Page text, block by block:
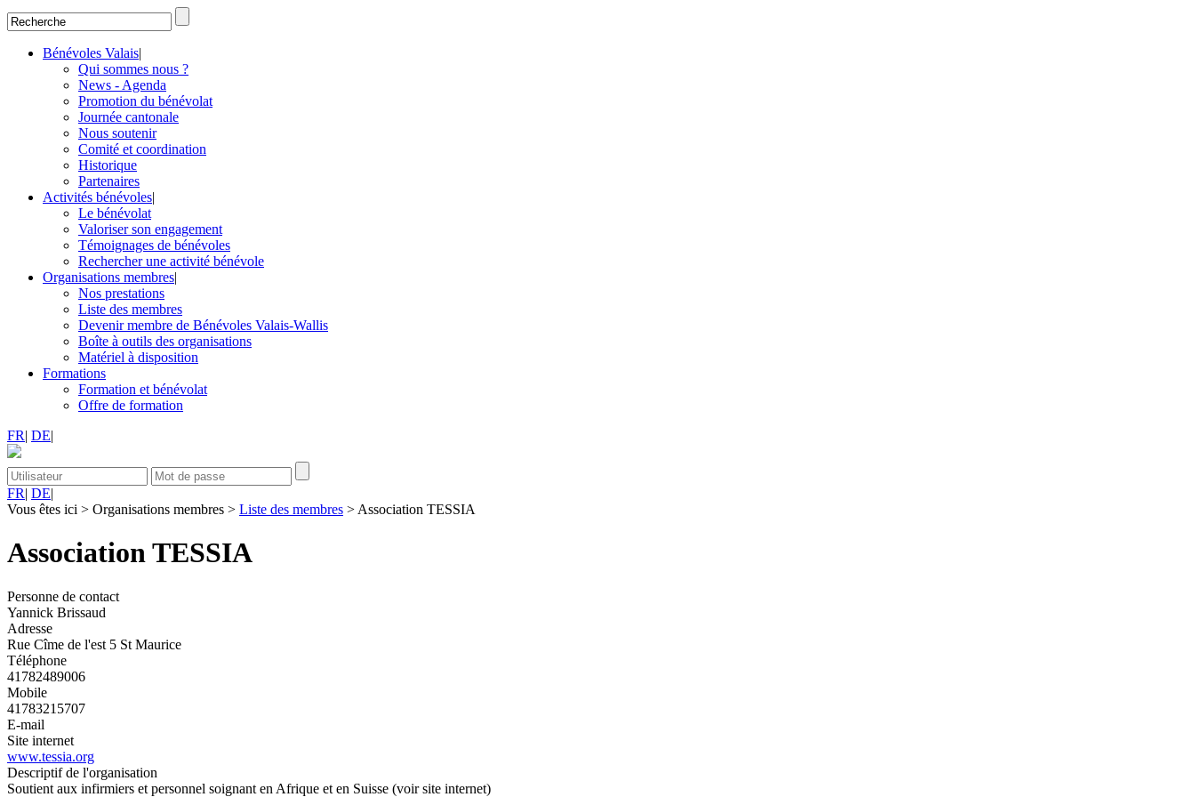
Bénévoles Valais|
Qui sommes nous ?
News - Agenda
Promotion du bénévolat
Journée cantonale
Nous soutenir
Comité et coordination
Historique
Partenaires
Activités bénévoles|
Le bénévolat
Valoriser son engagement
Témoignages de bénévoles
Rechercher une activité bénévole
Organisations membres|
Nos prestations
Liste des membres
Devenir membre de Bénévoles Valais-Wallis
Boîte à outils des organisations
Matériel à disposition
Formations
Formation et bénévolat
Offre de formation
FR| DE|
FR| DE|
Vous êtes ici > Organisations membres > Liste des membres > Association TESSIA
Association TESSIA
Personne de contact
Yannick Brissaud
Adresse
Rue Cîme de l'est 5 St Maurice
Téléphone
41782489006
Mobile
41783215707
E-mail
Site internet
www.tessia.org
Descriptif de l'organisation
Soutient aux infirmiers et personnel soignant en Afrique et en Suisse (voir site internet)